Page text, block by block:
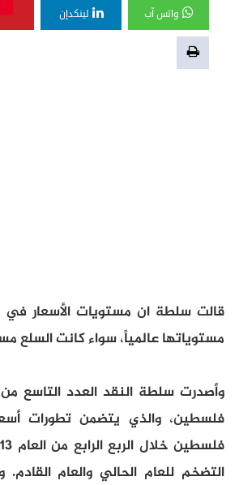
واتس آب لينكدإن
قالت سلطة ان مستويات الأسعار
مستوياتها عالمياً، سواء كانت السلع
وأصدرت سلطة النقد العدد التاسع
فلسطين، والذي يتضمن تطورات
التضخم للعام الحالي والعام